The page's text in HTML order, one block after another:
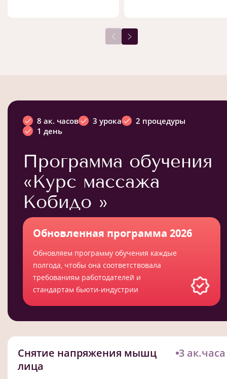
8 ак. часов 3 урока
2 процедуры
1 день
Программа обучения
«Курс массажа
Кобидо »
Обновленная программа 2026
Обновляем программу обучения каждые
полгода, чтобы она соответствовала
требованиям работодателей и
стандартам бьюти-индустрии
Снятие напряжения мышц
лица
3 ак.часа